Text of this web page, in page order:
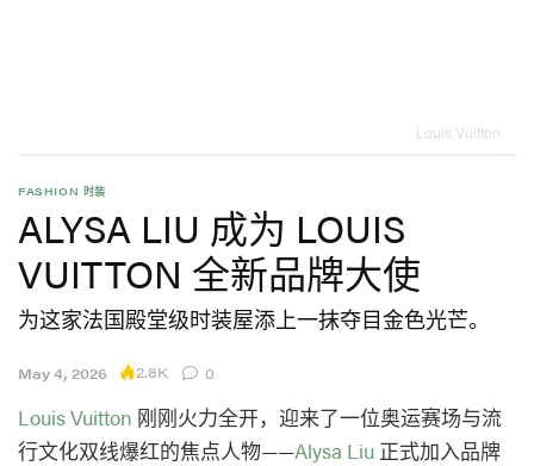
Louis Vuitton
FASHION 时装
ALYSA LIU 成为 LOUIS
VUITTON 全新品牌大使
为这家法国殿堂级时装屋添上一抹夺目金色光芒。
May 4, 2026 2.8K 0
Louis Vuitton 刚刚火力全开，迎来了一位奥运赛场与流
行文化双线爆红的焦点人物——Alysa Liu 正式加入品牌